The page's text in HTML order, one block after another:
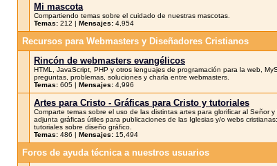
Mi mascota
Compartiendo temas sobre el cuidado de nuestras mascotas.
Temas: 212 | Mensajes: 4,954
Recursos para Webmasters y Diseñadores Cristianos
Rincón de webmasters evangélicos
HTML, JavaScript, PHP y otros lenguajes de programación para la web,
preguntas, problemas, soluciones y charla entre webmasters.
Temas: 605 | Mensajes: 4,996
Artes para Cristo - Gráficas para Cristo y tutoriales
Comparte temas sobre el uso de las distintas artes para glorificar al Señor
adjunta gráficas útiles para publicaciones de las Iglesias y/o webs
tutoriales sobre diseño gráfico.
Temas: 486 | Mensajes: 15,494
Foros de ayuda técnica a nuestros usuarios